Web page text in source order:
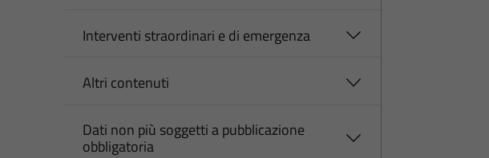
Interventi straordinari e di emergenza
Altri contenuti
Dati non più soggetti a pubblicazione
obbligatoria